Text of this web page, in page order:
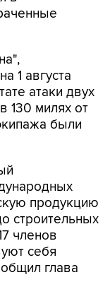
1 августа
атаки двух
130 милях от
были
продукцию
строительных
членов
себя
глава